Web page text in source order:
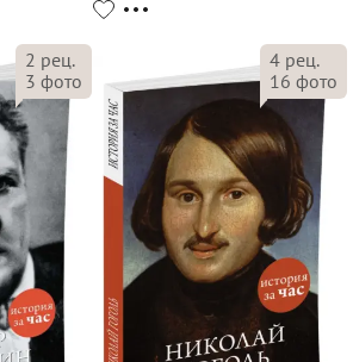
2 рец.
3 фото
4 рец.
16 фото